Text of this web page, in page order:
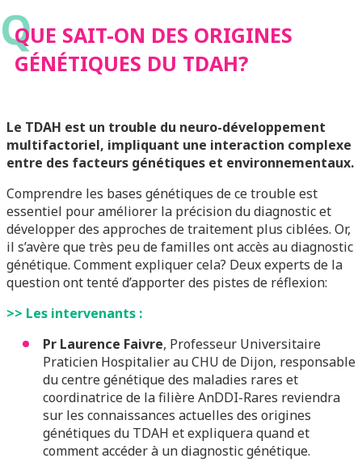
TDAH?
Q
QUE SAIT-ON DES ORIGINES
GÉNÉTIQUES DU TDAH?
Le TDAH est un trouble du neuro-développement
multifactoriel, impliquant une interaction complexe
entre des facteurs génétiques et environnementaux.
Comprendre les bases génétiques de ce trouble est
essentiel pour améliorer la précision du diagnostic et
développer des approches de traitement plus ciblées. Or,
il s’avère que très peu de familles ont accès au diagnostic
génétique. Comment expliquer cela? Deux experts de la
question ont tenté d’apporter des pistes de réflexion:
>> Les intervenants :
Pr Laurence Faivre, Professeur Universitaire
Praticien Hospitalier au CHU de Dijon, responsable
du centre génétique des maladies rares et
coordinatrice de la filière AnDDI-Rares reviendra
sur les connaissances actuelles des origines
génétiques du TDAH et expliquera quand et
comment accéder à un diagnostic génétique.